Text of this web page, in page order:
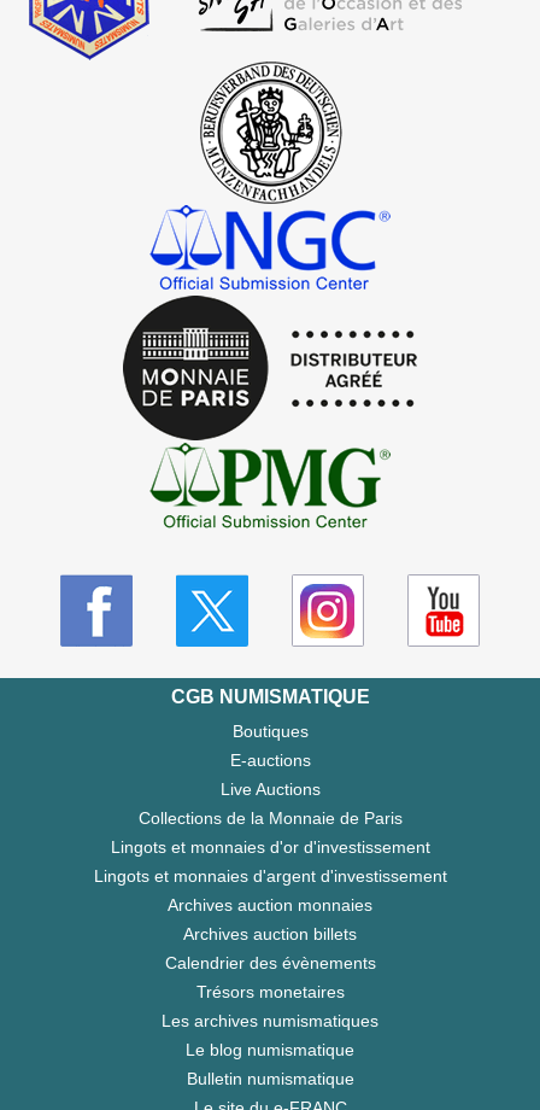
CGB NUMISMATIQUE
Boutiques
E-auctions
Live Auctions
Collections de la Monnaie de Paris
Lingots et monnaies d'or d'investissement
Lingots et monnaies d'argent d'investissement
Archives auction monnaies
Archives auction billets
Calendrier des évènements
Trésors monetaires
Les archives numismatiques
Le blog numismatique
Bulletin numismatique